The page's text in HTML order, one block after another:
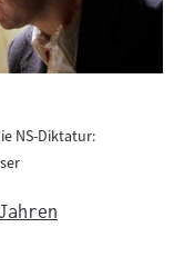
NS-Diktatur: